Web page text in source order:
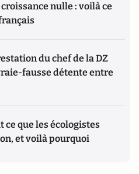
nulle : voilà ce
du chef de la DZ
fausse détente entre
ce que les écologistes
et voilà pourquoi